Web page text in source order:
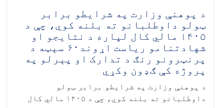
د پوهنې وزارت په شرایطو برابر
ټولو داوطلبانو ته بلنه کوي، چې د
۱۴۰۵ مالي کال لپاره د نتایجو او
شهادتنامو ریاست اړوند۶۰ سېټه د
پرنټرونو رنګ د تدارک او پېرلو په
پروژه کې ګډون وکړي
د پوهنې وزارت په شرایطو برابر ټولو
داوطلبانو ته بلنه کوي، چې د ۱۴۰۵ مالي کال